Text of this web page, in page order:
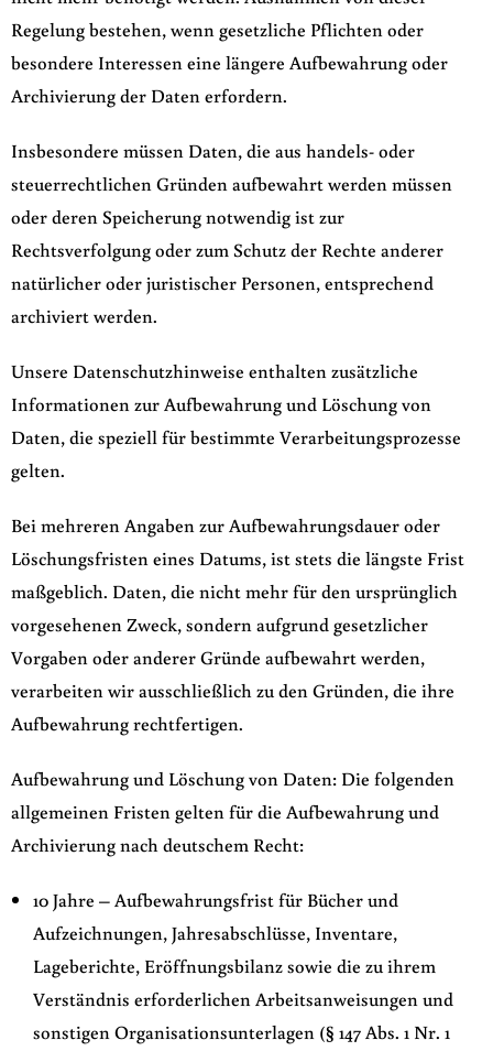
Regelung bestehen, wenn gesetzliche Pflichten oder
besondere Interessen eine längere Aufbewahrung oder
Archivierung der Daten erfordern.
Insbesondere müssen Daten, die aus handels- oder
steuerrechtlichen Gründen aufbewahrt werden müssen
oder deren Speicherung notwendig ist zur
Rechtsverfolgung oder zum Schutz der Rechte anderer
natürlicher oder juristischer Personen, entsprechend
archiviert werden.
Unsere Datenschutzhinweise enthalten zusätzliche
Informationen zur Aufbewahrung und Löschung von
Daten, die speziell für bestimmte Verarbeitungsprozesse
gelten.
Bei mehreren Angaben zur Aufbewahrungsdauer oder
Löschungsfristen eines Datums, ist stets die längste Frist
maßgeblich. Daten, die nicht mehr für den ursprünglich
vorgesehenen Zweck, sondern aufgrund gesetzlicher
Vorgaben oder anderer Gründe aufbewahrt werden,
verarbeiten wir ausschließlich zu den Gründen, die ihre
Aufbewahrung rechtfertigen.
Aufbewahrung und Löschung von Daten: Die folgenden
allgemeinen Fristen gelten für die Aufbewahrung und
Archivierung nach deutschem Recht:
10 Jahre – Aufbewahrungsfrist für Bücher und
Aufzeichnungen, Jahresabschlüsse, Inventare,
Lageberichte, Eröffnungsbilanz sowie die zu ihrem
Verständnis erforderlichen Arbeitsanweisungen und
sonstigen Organisationsunterlagen (§ 147 Abs. 1 Nr. 1